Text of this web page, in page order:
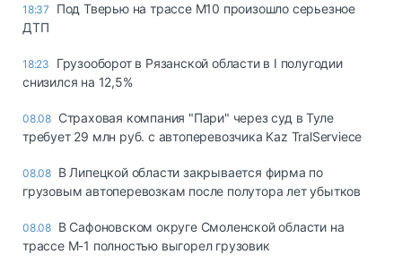
18:37
Под Тверью на трассе М10 произошло серьезное
ДТП
18:23
Грузооборот в Рязанской области в I полугодии
снизился на 12,5%
08.08 Страховая компания "Пари" через суд в Туле
требует 29 млн руб. с автоперевозчика Kaz TralServiece
08.08 В Липецкой области закрывается фирма по
грузовым автоперевозкам после полутора лет убытков
08.08 В Сафоновском округе Смоленской области на
трассе М-1 полностью выгорел грузовик